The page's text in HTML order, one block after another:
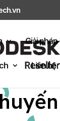
Giải pháp
Liên hệ